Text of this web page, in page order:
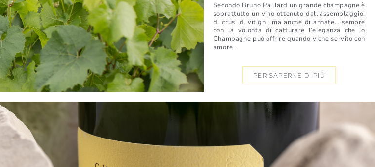
Secondo Bruno Paillard un grande champagne è
soprattutto un vino ottenuto dall’assemblaggio:
di crus, di vitigni, ma anche di annate… sempre
con la volontà di catturare l’eleganza che lo
Champagne può offrire quando viene servito con
amore.
PER SAPERNE DI PIÙ